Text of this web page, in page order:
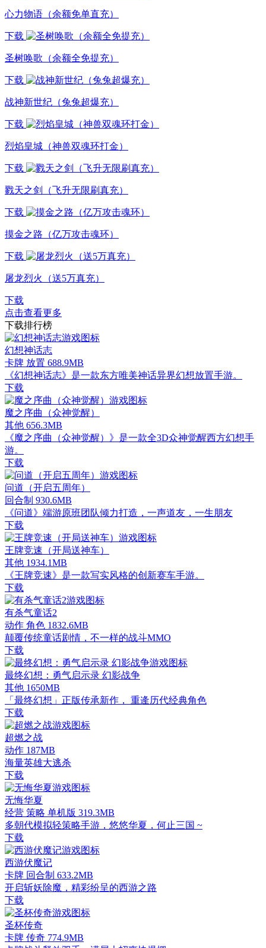
心力物语（余额免单直充）
下载
圣树唤歌（余额全免提充）
下载
战神新世纪（兔兔超爆充）
下载
烈焰皇城（神兽双魂环打金）
下载
戮天之剑（飞升无限刷真充）
下载
摸金之路（亿万攻击魂环）
下载
屠龙烈火（送5万真充）
下载
点击查看更多
下载排行榜
幻想神话志
卡牌 放置 688.9MB
《幻想神话志》是一款东方唯美神话异界幻想放置手游。
下载
魔之序曲（众神觉醒）
其他 656.3MB
《魔之序曲（众神觉醒）》是一款全3D众神觉醒西方幻想手
游。
下载
问道（开启五周年）
回合制 930.6MB
《问道》端游原班团队倾力打造，一声道友，一生朋友
下载
王牌竞速（开局送神车）
其他 1934.1MB
《王牌竞速》是一款写实风格的创新赛车手游。
下载
有杀气童话2
动作 角色 1832.6MB
颠覆传统童话剧情，不一样的战斗MMO
下载
最终幻想：勇气启示录 幻影战争
其他 1650MB
「最终幻想」正版传承新作， 重逄历代经典角色
下载
超燃之战
动作 187MB
海量英雄大逃杀
下载
无悔华夏
经营 策略 单机版 319.3MB
多朝代模拟轻策略手游，悠悠华夏，何止三国 ~
下载
西游伏魔记
卡牌 回合制 633.2MB
开启斩妖除魔，精彩纷呈的西游之路
下载
圣杯传奇
卡牌 传奇 774.9MB